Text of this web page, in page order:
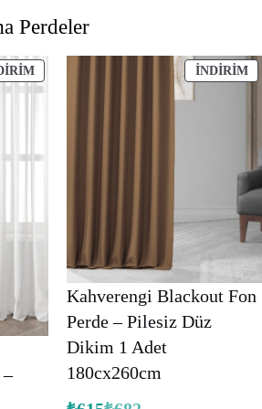
dayanarak 5
Perdeler
İNDIRIMDEKI
ÜRÜN
–
İNDIRIM
Kahverengi Blackout Fon
Perde – Pilesiz Düz
Dikim 1 Adet
180cx260cm